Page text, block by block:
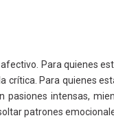
Para quienes
Para quienes
intensas,
patrones